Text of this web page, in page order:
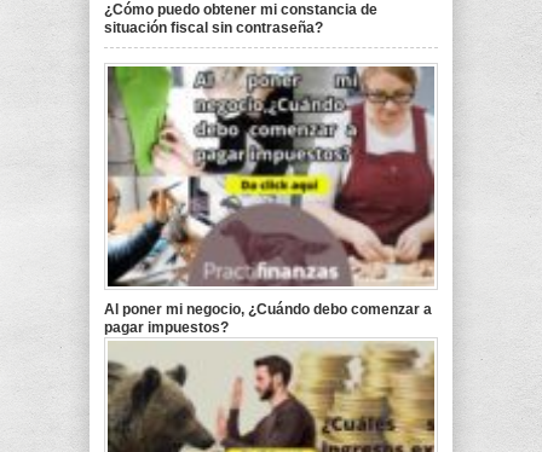
¿Cómo puedo obtener mi constancia de
situación fiscal sin contraseña?
Al poner mi negocio, ¿Cuándo debo comenzar a
pagar impuestos?